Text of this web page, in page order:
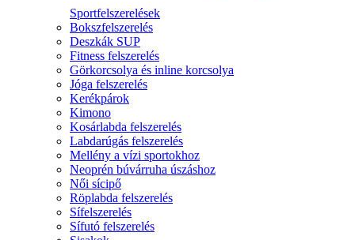
Sportfelszerelések
Bokszfelszerelés
Deszkák SUP
Fitness felszerelés
Görkorcsolya és inline korcsolya
Jóga felszerelés
Kerékpárok
Kimono
Kosárlabda felszerelés
Labdarúgás felszerelés
Mellény a vízi sportokhoz
Neoprén búvárruha úszáshoz
Női sícipő
Röplabda felszerelés
Sífelszerelés
Sífutó felszerelés